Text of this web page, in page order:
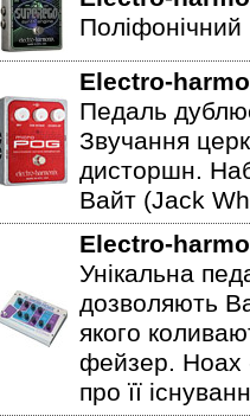
Поліфонічний
Electro-
Педаль
Звучання
дисторшн.
Вайт (Jack
Electro-
Унікальна
дозволяють
якого
фейзер. Hoax
про її